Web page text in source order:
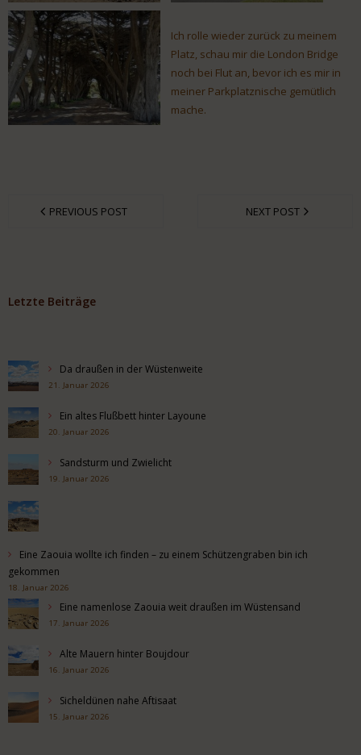
Ich rolle wieder zurück zu meinem
Platz, schau mir die London Bridge
noch bei Flut an, bevor ich es mir in
meiner Parkplatznische gemütlich
mache.
PREVIOUS POST NEXT POST
Letzte Beiträge
Da draußen in der Wüstenweite
21. Januar 2026
Ein altes Flußbett hinter Layoune
20. Januar 2026
Sandsturm und Zwielicht
19. Januar 2026
Eine Zaouia wollte ich finden – zu einem Schützengraben bin ich
gekommen
18. Januar 2026
Eine namenlose Zaouia weit draußen im Wüstensand
17. Januar 2026
Alte Mauern hinter Boujdour
16. Januar 2026
Sicheldünen nahe Aftisaat
15. Januar 2026